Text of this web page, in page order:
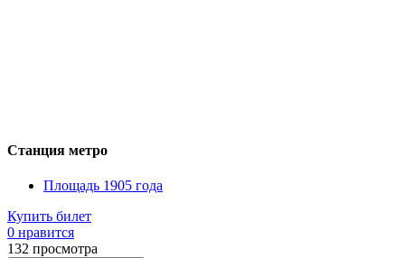
Станция метро
Площадь 1905 года
Купить билет
0 нравится
132 просмотра